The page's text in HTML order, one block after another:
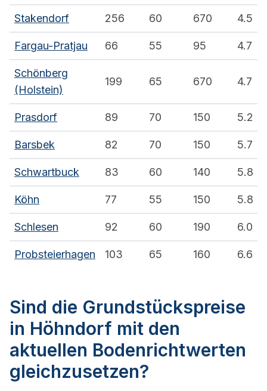
Stakendorf 256 60 670 4.5
Fargau-Pratjau 66 55 95 4.7
Schönberg
(Holstein)
199 65 670 4.7
Prasdorf 89 70 150 5.2
Barsbek 82 70 150 5.7
Schwartbuck 83 60 140 5.8
Köhn 77 55 150 5.8
Schlesen 92 60 190 6.0
Probsteierhagen 103 65 160 6.6
Sind die Grundstückspreise
in Höhndorf mit den
aktuellen Bodenrichtwerten
gleichzusetzen?